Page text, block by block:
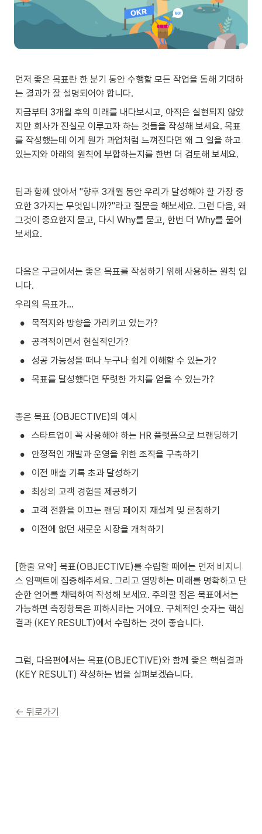
먼저 좋은 목표란 한 분기 동안 수행할 모든 작업을 통해 기대하
는 결과가 잘 설명되어야 합니다.
지금부터 3개월 후의 미래를 내다보시고, 아직은 실현되지 않았
지만 회사가 진실로 이루고자 하는 것들을 작성해 보세요. 목표
를 작성했는데 이게 뭔가 과업처럼 느껴진다면 왜 그 일을 하고
있는지와 아래의 원칙에 부합하는지를 한번 더 검토해 보세요.
팀과 함께 앉아서 "향후 3개월 동안 우리가 달성해야 할 가장 중
요한 3가지는 무엇입니까?"라고 질문을 해보세요. 그런 다음, 왜
그것이 중요한지 묻고, 다시 Why를 묻고, 한번 더 Why를 물어
보세요.
다음은 구글에서는 좋은 목표를 작성하기 위해 사용하는 원칙 입
니다.
우리의 목표가...
• 목적지와 방향을 가리키고 있는가?
• 공격적이면서 현실적인가?
• 성공 가능성을 떠나 누구나 쉽게 이해할 수 있는가?
• 목표를 달성했다면 뚜렷한 가치를 얻을 수 있는가?
좋은 목표 (OBJECTIVE)의 예시
• 스타트업이 꼭 사용해야 하는 HR 플랫폼으로 브랜딩하기
• 안정적인 개발과 운영을 위한 조직을 구축하기
• 이전 매출 기록 초과 달성하기
• 최상의 고객 경험을 제공하기
• 고객 전환을 이끄는 랜딩 페이지 재설계 및 론칭하기
• 이전에 없던 새로운 시장을 개척하기
[한줄 요약] 목표(OBJECTIVE)를 수립할 때에는 먼저 비지니
스 임팩트에 집중해주세요. 그리고 열망하는 미래를 명확하고 단
순한 언어를 채택하여 작성해 보세요. 주의할 점은 목표에서는
가능하면 측정항목은 피하시라는 거에요. 구체적인 숫자는 핵심
결과 (KEY RESULT)에서 수립하는 것이 좋습니다.
그럼, 다음편에서는 목표(OBJECTIVE)와 함께 좋은 핵심결과
(KEY RESULT) 작성하는 법을 살펴보겠습니다.
← 뒤로가기